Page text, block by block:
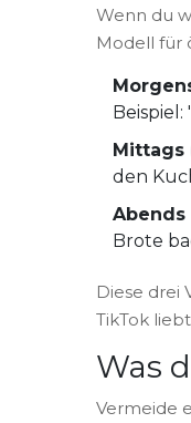
Wenn du
Modell für
Mittags
den
Abends
Brote
Diese drei
TikTok
Was
Vermeide